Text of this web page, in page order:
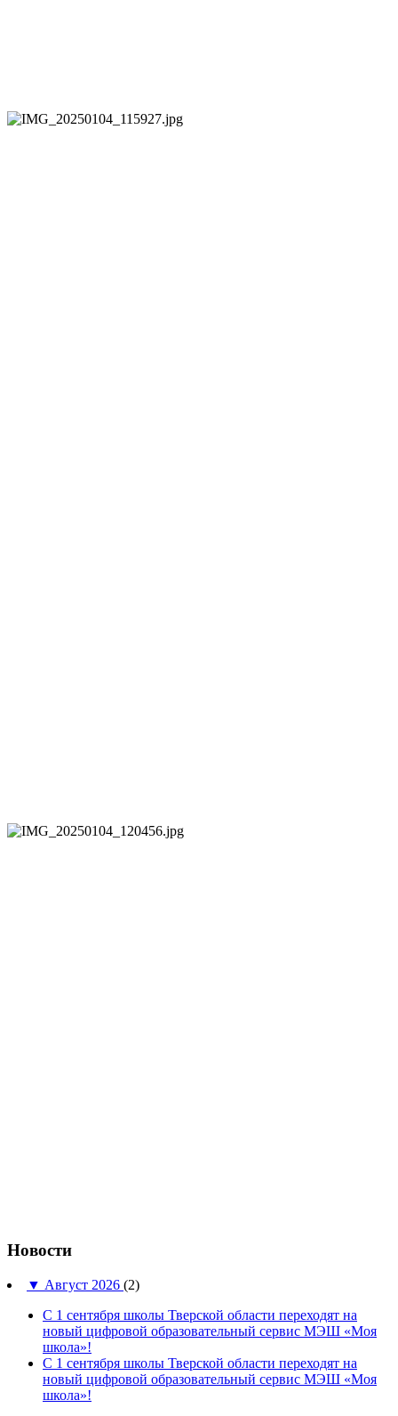
Новости
▼ Август 2026 (2)
С 1 сентября школы Тверской области переходят на
новый цифровой образовательный сервис МЭШ «Моя
школа»!
С 1 сентября школы Тверской области переходят на
новый цифровой образовательный сервис МЭШ «Моя
школа»!